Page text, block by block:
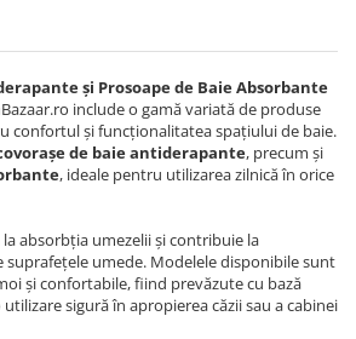
și Prosoape de Baie Absorbante
include o gamă variată de produse
confortul și funcționalitatea spațiului de baie.
de baie antiderapante, precum și
, ideale pentru utilizarea zilnică în orice
absorbția umezelii și contribuie la
suprafețele umede. Modelele disponibile sunt
și confortabile, fiind prevăzute cu bază
sigură în apropierea căzii sau a cabinei